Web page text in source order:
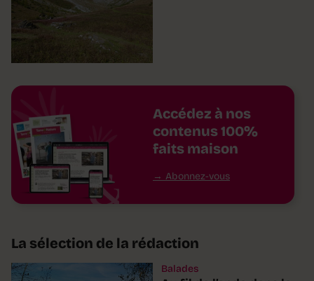
Accédez à nos
contenus 100%
faits maison
Abonnez-vous
La sélection de la rédaction
Balades